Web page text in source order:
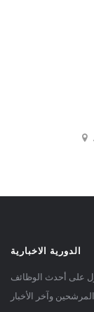
الدورية الاخبارية
على أحدث الوظائف